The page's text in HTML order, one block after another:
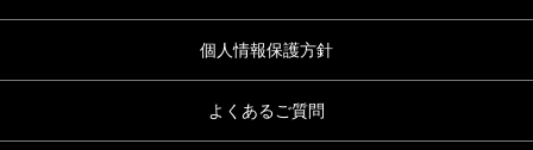
個人情報保護方針
よくあるご質問